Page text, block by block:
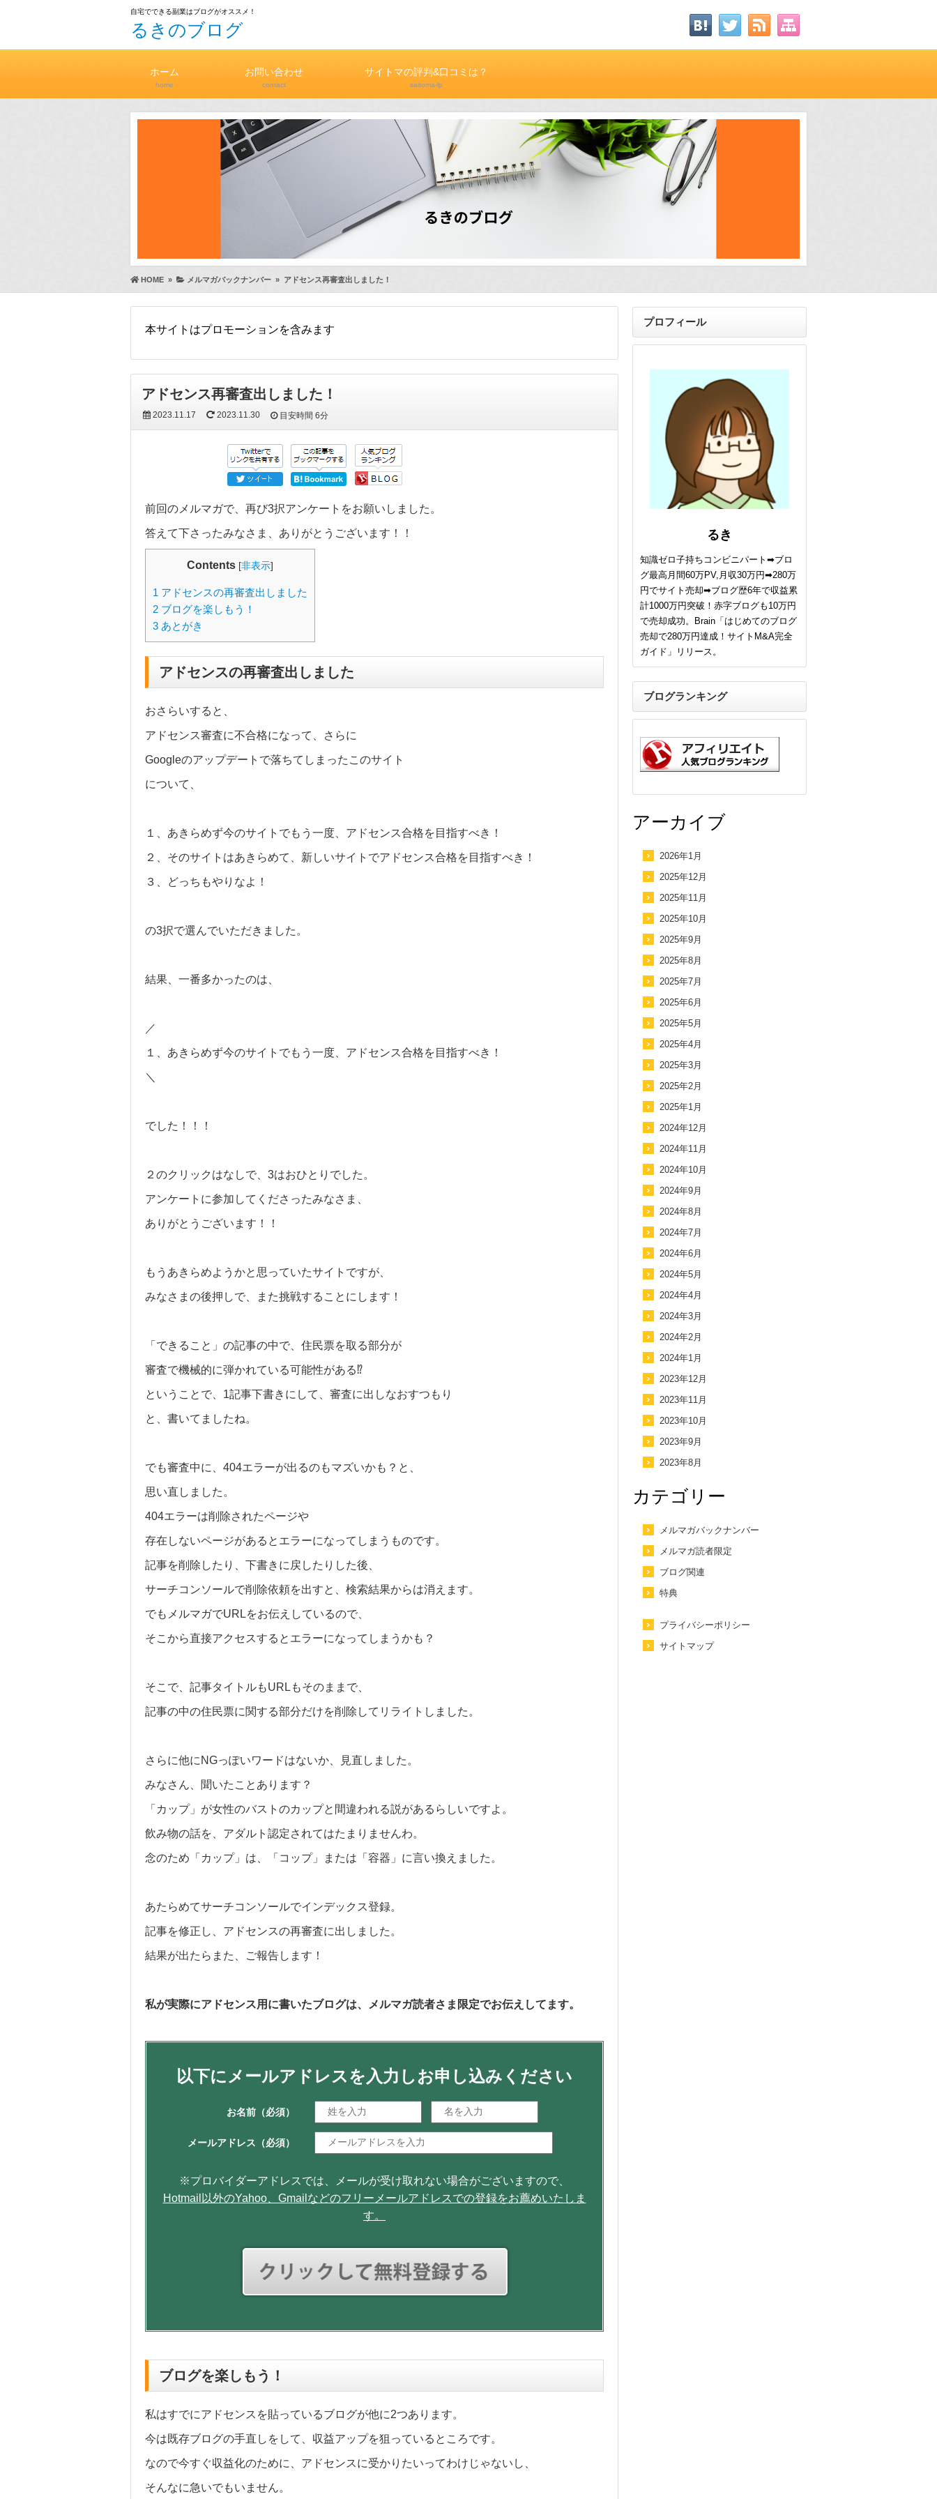
自宅でできる副業はブログがオススメ！
るきのブログ
ホーム
home
お問い合わせ
contact
サイトマの評判&口コミは？
saitoma-lp
HOME » メルマガバックナンバー » アドセンス再審査出しました！
本サイトはプロモーションを含みます
アドセンス再審査出しました！
2023.11.17 2023.11.30 目安時間6分
前回のメルマガで、再び3択アンケートをお願いしました。
答えて下さったみなさま、ありがとうございます！！
Contents [非表示]
1 アドセンスの再審査出しました
2 ブログを楽しもう！
3 あとがき
アドセンスの再審査出しました
おさらいすると、
アドセンス審査に不合格になって、さらに
Googleのアップデートで落ちてしまったこのサイト
について、
１、あきらめず今のサイトでもう一度、アドセンス合格を目指すべき！
２、そのサイトはあきらめて、新しいサイトでアドセンス合格を目指すべき！
３、どっちもやりなよ！
の3択で選んでいただきました。
結果、一番多かったのは、
／
１、あきらめず今のサイトでもう一度、アドセンス合格を目指すべき！
＼
でした！！！
２のクリックはなしで、3はおひとりでした。
アンケートに参加してくださったみなさま、
ありがとうございます！！
もうあきらめようかと思っていたサイトですが、
みなさまの後押しで、また挑戦することにします！
「できること」の記事の中で、住民票を取る部分が
審査で機械的に弾かれている可能性がある⁉
ということで、1記事下書きにして、審査に出しなおすつもり
と、書いてましたね。
でも審査中に、404エラーが出るのもマズいかも？と、
思い直しました。
404エラーは削除されたページや
存在しないページがあるとエラーになってしまうものです。
記事を削除したり、下書きに戻したりした後、
サーチコンソールで削除依頼を出すと、検索結果からは消えます。
でもメルマガでURLをお伝えしているので、
そこから直接アクセスするとエラーになってしまうかも？
そこで、記事タイトルもURLもそのままで、
記事の中の住民票に関する部分だけを削除してリライトしました。
さらに他にNGっぽいワードはないか、見直しました。
みなさん、聞いたことあります？
「カップ」が女性のバストのカップと間違われる説があるらしいですよ。
飲み物の話を、アダルト認定されてはたまりませんわ。
念のため「カップ」は、「コップ」または「容器」に言い換えました。
あたらめてサーチコンソールでインデックス登録。
記事を修正し、アドセンスの再審査に出しました。
結果が出たらまた、ご報告します！
私が実際にアドセンス用に書いたブログは、メルマガ読者さま限定でお伝えしてます。
以下にメールアドレスを入力しお申し込みください
お名前（必須）
メールアドレス （必須）
※プロバイダーアドレスでは、メールが受け取れない場合がございますので、
Hotmail以外のYahoo、Gmailなどのフリーメールアドレスでの登録をお薦めいたしま
す。
ブログを楽しもう！
私はすでにアドセンスを貼っているブログが他に2つあります。
今は既存ブログの手直しをして、収益アップを狙っているところです。
なので今すぐ収益化のために、アドセンスに受かりたいってわけじゃないし、
そんなに急いでもいません。
プロフィール
るき
知識ゼロ子持ちコンビニパート➡ブロ
グ最高月間60万PV,月収30万円➡280万
円でサイト売却➡ブログ歴6年で収益累
計1000万円突破！赤字ブログも10万円
で売却成功。Brain「はじめてのブログ
売却で280万円達成！サイトM&A完全
ガイド」リリース。
ブログランキング
アーカイブ
2026年1月
2025年12月
2025年11月
2025年10月
2025年9月
2025年8月
2025年7月
2025年6月
2025年5月
2025年4月
2025年3月
2025年2月
2025年1月
2024年12月
2024年11月
2024年10月
2024年9月
2024年8月
2024年7月
2024年6月
2024年5月
2024年4月
2024年3月
2024年2月
2024年1月
2023年12月
2023年11月
2023年10月
2023年9月
2023年8月
カテゴリー
メルマガバックナンバー
メルマガ読者限定
ブログ関連
特典
プライバシーポリシー
サイトマップ